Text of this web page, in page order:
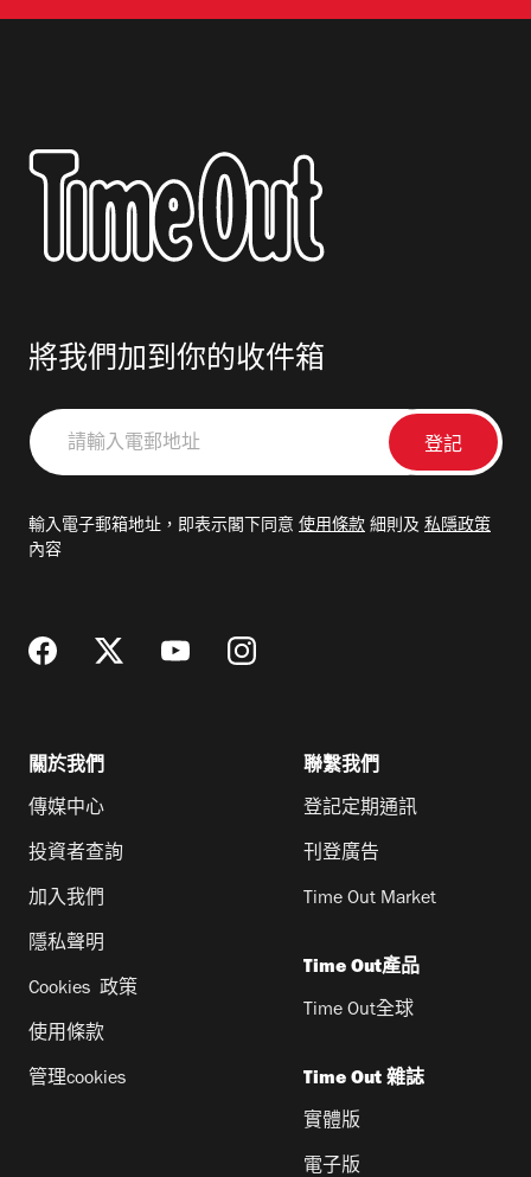
將我們加到你的收件箱
請
輸
郵
輸入電子郵箱地址，即表示閣下同意 使用條款 細則及 私隱政策
內容
關於我們
傳媒中心
投資者查詢
加入我們
隱私聲明
Cookies 政策
使用條款
管理cookies
聯繫我們
登記定期通訊
刊登廣告
Time Out Market
Time Out產品
Time Out全球
Time Out 雜誌
實體版
電子版